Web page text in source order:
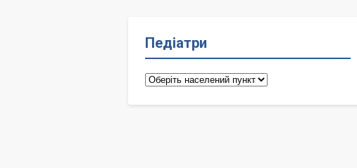
Педіатри
Педіатри